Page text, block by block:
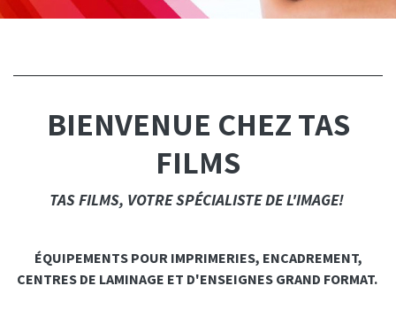
BIENVENUE CHEZ TAS
FILMS
TAS FILMS, VOTRE SPÉCIALISTE DE L'IMAGE!
ÉQUIPEMENTS POUR IMPRIMERIES, ENCADREMENT,
CENTRES DE LAMINAGE ET D'ENSEIGNES GRAND FORMAT.